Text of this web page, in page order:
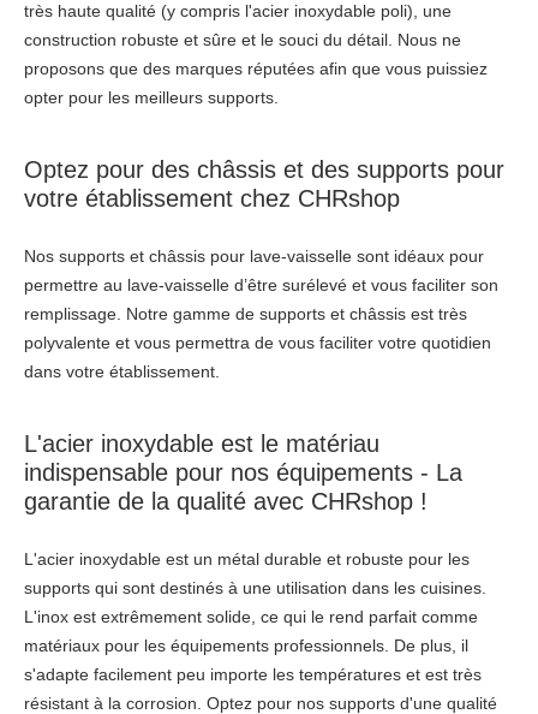
très haute qualité (y compris l'acier inoxydable poli), une
construction robuste et sûre et le souci du détail. Nous ne
proposons que des marques réputées afin que vous puissiez
opter pour les meilleurs supports.
Optez pour des châssis et des supports pour
votre établissement chez CHRshop
Nos supports et châssis pour lave-vaisselle sont idéaux pour
permettre au lave-vaisselle d’être surélevé et vous faciliter son
remplissage. Notre gamme de supports et châssis est très
polyvalente et vous permettra de vous faciliter votre quotidien
dans votre établissement.
L'acier inoxydable est le matériau
indispensable pour nos équipements - La
garantie de la qualité avec CHRshop !
L'acier inoxydable est un métal durable et robuste pour les
supports qui sont destinés à une utilisation dans les cuisines.
L'inox est extrêmement solide, ce qui le rend parfait comme
matériaux pour les équipements professionnels. De plus, il
s'adapte facilement peu importe les températures et est très
résistant à la corrosion. Optez pour nos supports d'une qualité